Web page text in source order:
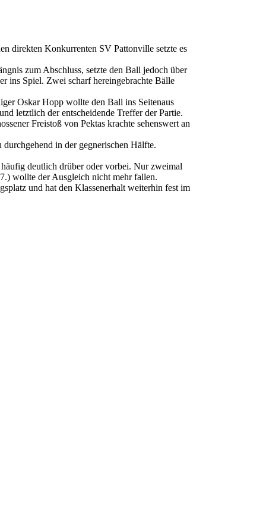
direkten Konkurrenten SV Pattonville setzte es
zum Abschluss, setzte den Ball jedoch über
ins Spiel. Zwei scharf hereingebrachte Bälle
Oskar Hopp wollte den Ball ins Seitenaus
letztlich der entscheidende Treffer der Partie.
Freistoß von Pektas krachte sehenswert an
in der gegnerischen Hälfte.
deutlich drüber oder vorbei. Nur zweimal
wollte der Ausgleich nicht mehr fallen.
und hat den Klassenerhalt weiterhin fest im